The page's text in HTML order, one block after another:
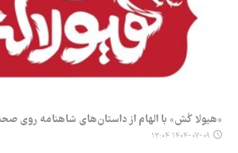
«هیولا کُش» با الهام از داستان‌های شاهنامه روی
۱۴۰۴-۰۷-۰۹ ۱۳:۰۴